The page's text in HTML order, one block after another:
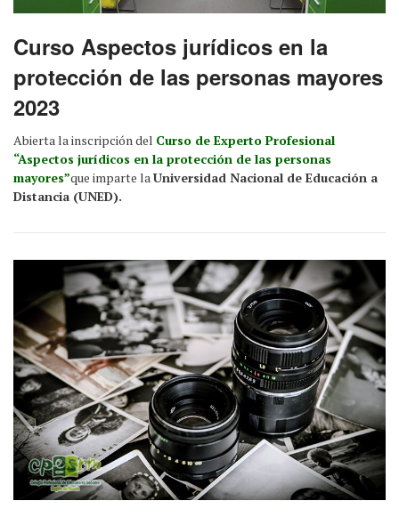
Curso Aspectos jurídicos en la
protección de las personas mayores
2023
Abierta la inscripción del Curso de Experto Profesional
“Aspectos jurídicos en la protección de las personas
mayores”que imparte laUniversidad Nacional de Educación a
Distancia (UNED).